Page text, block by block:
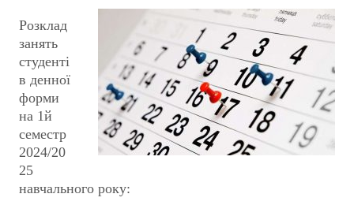
Розклад
занять
студенті
в денної
форми
на 1й
семестр
2024/20
25
навчального року: